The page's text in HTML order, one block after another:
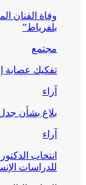
وفاة الفنان
بلفرياط”
مجتمع
تفكيك عصابة
آراء
بلاغ بشأن
آراء
انتخاب
للدراسات